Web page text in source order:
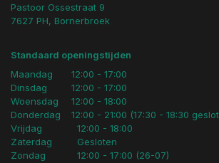
Pastoor Ossestraat 9
7627 PH, Bornerbroek
Standaard openingstijden
Maandag
Dinsdag
Woensdag
Donderdag
12:00 - 17:00
12:00 - 17:00
12:00 - 18:00
12:00 - 21:00 (17:30 - 18:30
Vrijdag
Zaterdag
Zondag
12:00 - 18:00
Gesloten
12:00 - 17:00 (26-07)